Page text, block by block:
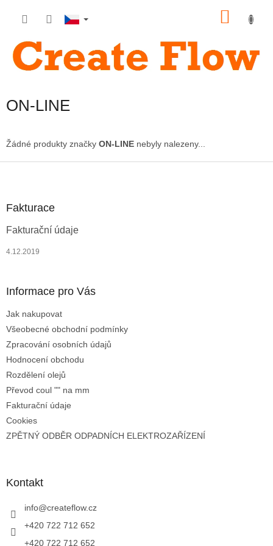
ON-LINE
Žádné produkty značky ON-LINE nebyly nalezeny...
Fakturace
Fakturační údaje
4.12.2019
Informace pro Vás
Jak nakupovat
Všeobecné obchodní podmínky
Zpracování osobních údajů
Hodnocení obchodu
Rozdělení olejů
Převod coul "" na mm
Fakturační údaje
Cookies
ZPĚTNÝ ODBĚR ODPADNÍCH ELEKTROZAŘÍZENÍ
Kontakt
info@createflow.cz
+420 722 712 652
+420 722 712 652